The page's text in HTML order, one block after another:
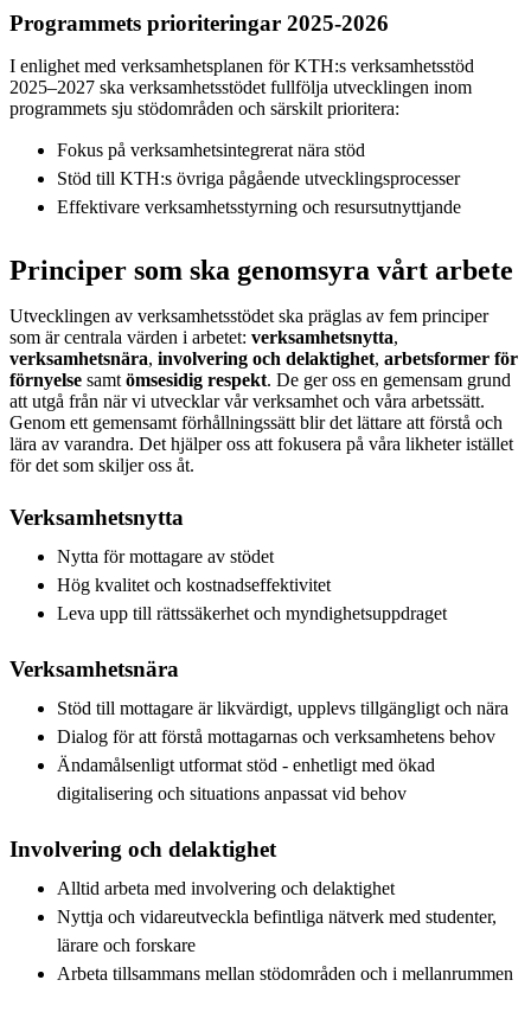
Programmets prioriteringar 2025-2026
I enlighet med verksamhetsplanen för KTH:s verksamhetsstöd
2025–2027 ska verksamhetsstödet fullfölja utvecklingen inom
programmets sju stödområden och särskilt prioritera:
Fokus på verksamhetsintegrerat nära stöd
Stöd till KTH:s övriga pågående utvecklingsprocesser
Effektivare verksamhetsstyrning och resursutnyttjande
Principer som ska genomsyra vårt arbete
Utvecklingen av verksamhetsstödet ska präglas av fem principer
som är centrala värden i arbetet: verksamhetsnytta,
verksamhetsnära, involvering och delaktighet, arbetsformer för
förnyelse samt ömsesidig respekt. De ger oss en gemensam grund
att utgå från när vi utvecklar vår verksamhet och våra arbetssätt.
Genom ett gemensamt förhållningssätt blir det lättare att förstå och
lära av varandra. Det hjälper oss att fokusera på våra likheter istället
för det som skiljer oss åt.
Verksamhetsnytta
Nytta för mottagare av stödet
Hög kvalitet och kostnadseffektivitet
Leva upp till rättssäkerhet och myndighetsuppdraget
Verksamhetsnära
Stöd till mottagare är likvärdigt, upplevs tillgängligt och nära
Dialog för att förstå mottagarnas och verksamhetens behov
Ändamålsenligt utformat stöd - enhetligt med ökad
digitalisering och situations anpassat vid behov
Involvering och delaktighet
Alltid arbeta med involvering och delaktighet
Nyttja och vidareutveckla befintliga nätverk med studenter,
lärare och forskare
Arbeta tillsammans mellan stödområden och i mellanrummen